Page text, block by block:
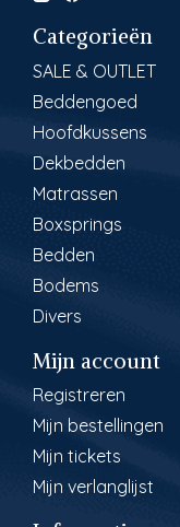
Categorieën
SALE & OUTLET
Beddengoed
Hoofdkussens
Dekbedden
Matrassen
Boxsprings
Bedden
Bodems
Divers
Mijn account
Registreren
Mijn bestellingen
Mijn tickets
Mijn verlanglijst